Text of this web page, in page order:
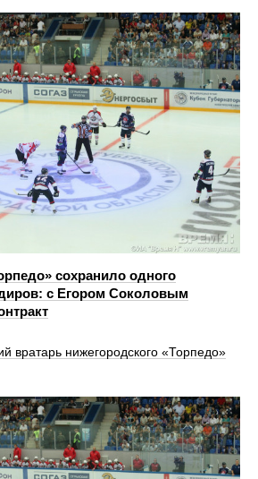
сохранило одного
с Егором Соколовым
вратарь нижегородского «Торпедо»